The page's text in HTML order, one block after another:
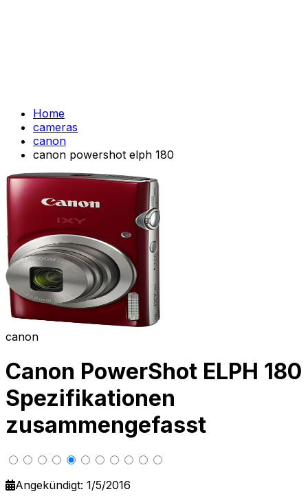
Home
cameras
canon
canon powershot elph 180
canon
Canon PowerShot ELPH 180
Spezifikationen
zusammengefasst
Angekündigt: 1/5/2016